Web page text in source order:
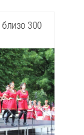
близо 300